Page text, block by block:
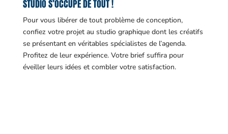
STUDIO S’OCCUPE DE TOUT !
Pour vous libérer de tout problème de conception,
confiez votre projet au studio graphique dont les créatifs
se présentant en véritables spécialistes de l’agenda.
Profitez de leur expérience. Votre brief suffira pour
éveiller leurs idées et combler votre satisfaction.